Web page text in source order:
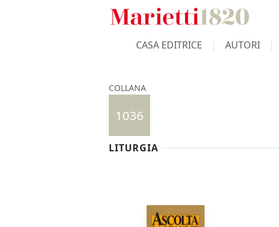
CASA EDITRICE AUTORI
COLLANA
1036
LITURGIA